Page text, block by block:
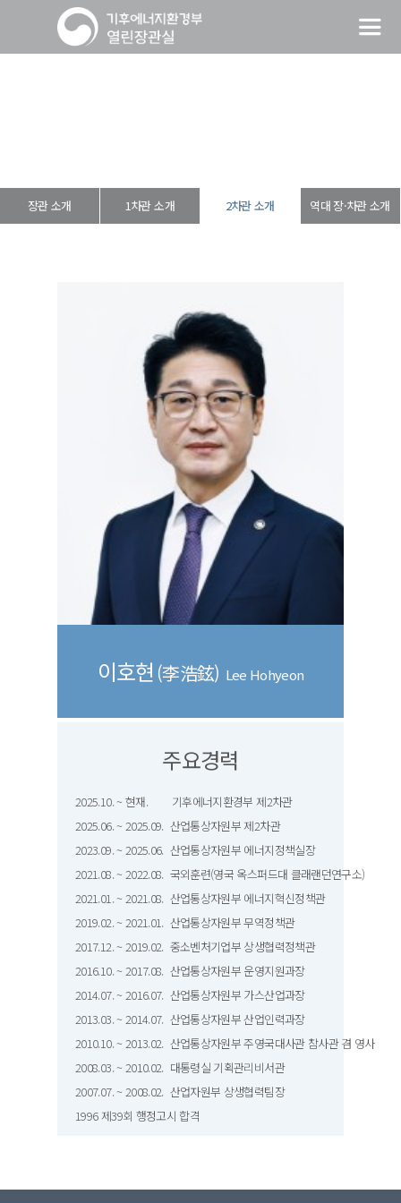
장관 소개 1차관 소개 2차관 소개 역대 장·차관 소개
이호현 (李浩鉉) Lee Hohyeon
주요경력
2025.10. ~ 현재. 기후에너지환경부 제2차관
2025.06. ~ 2025.09. 산업통상자원부 제2차관
2023.09. ~ 2025.06. 산업통상자원부 에너지정책실장
2021.08. ~ 2022.08. 국외훈련(영국 옥스퍼드대 클래랜던연구소)
2021.01. ~ 2021.08. 산업통상자원부 에너지혁신정책관
2019.02. ~ 2021.01. 산업통상자원부 무역정책관
2017.12. ~ 2019.02. 중소벤처기업부 상생협력정책관
2016.10. ~ 2017.08. 산업통상자원부 운영지원과장
2014.07. ~ 2016.07. 산업통상자원부 가스산업과장
2013.03. ~ 2014.07. 산업통상자원부 산업인력과장
2010.10. ~ 2013.02. 산업통상자원부 주영국대사관 참사관 겸 영사
2008.03. ~ 2010.02. 대통령실 기획관리비서관
2007.07. ~ 2008.02. 산업자원부 상생협력팀장
1996 제39회 행정고시 합격